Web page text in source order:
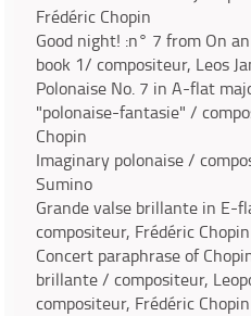
Frédéric Chopin
Good night! :n° 7 from On
book 1/ compositeur, Leos
Polonaise No. 7 in A-flat
"polonaise-fantasie" /
Chopin
Imaginary polonaise /
Sumino
Grande valse brillante in E-
compositeur, Frédéric Chopin
Concert paraphrase of
brillante / compositeur,
compositeur, Frédéric Chopin